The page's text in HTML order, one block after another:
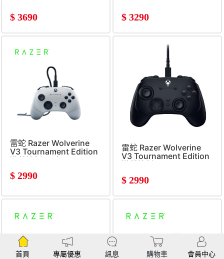
$ 3690 $ 3290
雷蛇 Razer Wolverine
V3 Tournament Edition
$ 2990
雷蛇 Razer Wolverine
V3 Tournament Edition
遊戲控制器
$ 2990
首頁 專屬優惠 訊息 購物車 會員中心